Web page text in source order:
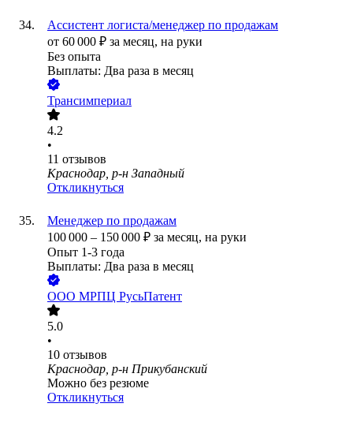
Ассистент логиста/менеджер по продажам
от 60 000 ₽ за месяц, на руки
Без опыта
Выплаты: Два раза в месяц
Трансимпериал
4.2
•
11 отзывов
Краснодар, р-н Западный
Откликнуться
Менеджер по продажам
100 000 – 150 000 ₽ за месяц, на руки
Опыт 1-3 года
Выплаты: Два раза в месяц
ООО МРПЦ РусьПатент
5.0
•
10 отзывов
Краснодар, р-н Прикубанский
Можно без резюме
Откликнуться